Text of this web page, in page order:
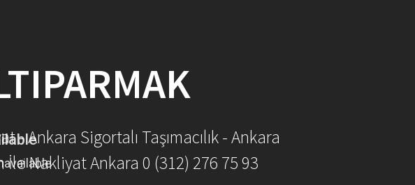
Ankara Sigortalı Taşımacılık - Ankara
İle Nakliyat Ankara 0 (312) 276 75 93